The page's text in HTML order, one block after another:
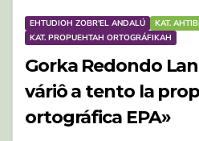
EHTUDIOH ZOBR'EL ANDALÚ
KAT.
KAT. PROPUEHTAH ORTOGRÁFIKAH
Gorka Redondo
váriô a tento la
ortográfica EPA»